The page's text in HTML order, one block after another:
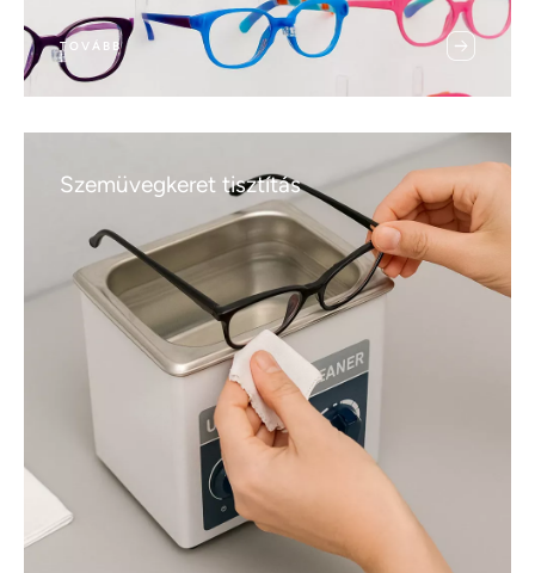
TOVÁBB
Szemüvegkeret tisztítás